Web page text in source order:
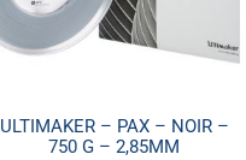
ULTIMAKER – PAX – NOIR –
750 G – 2,85MM